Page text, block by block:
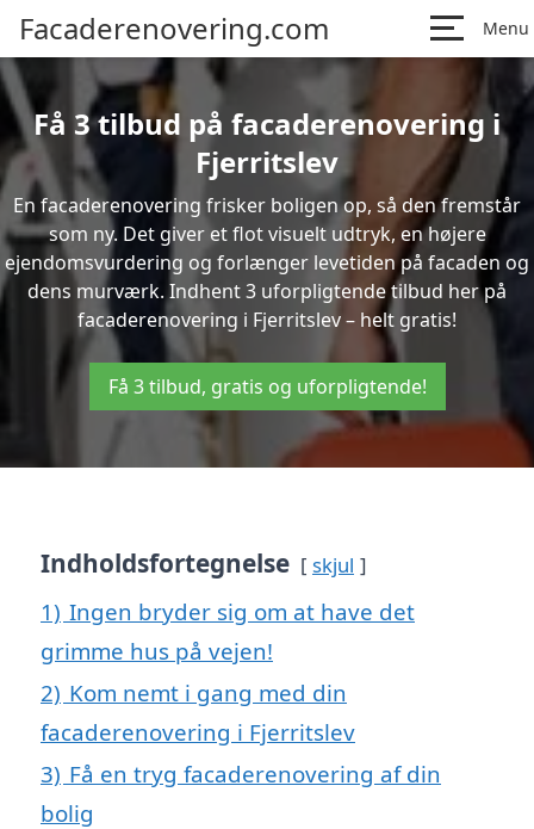
Facaderenovering.com Menu
Få 3 tilbud på facaderenovering i
Fjerritslev
En facaderenovering frisker boligen op, så den fremstår
som ny. Det giver et flot visuelt udtryk, en højere
ejendomsvurdering og forlænger levetiden på facaden og
dens murværk. Indhent 3 uforpligtende tilbud her på
facaderenovering i Fjerritslev – helt gratis!
Få 3 tilbud, gratis og uforpligtende!
Indholdsfortegnelse skjul
1) Ingen bryder sig om at have det
grimme hus på vejen!
2) Kom nemt i gang med din
facaderenovering i Fjerritslev
3) Få en tryg facaderenovering af din
bolig